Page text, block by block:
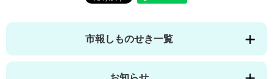
市報しものせき一覧